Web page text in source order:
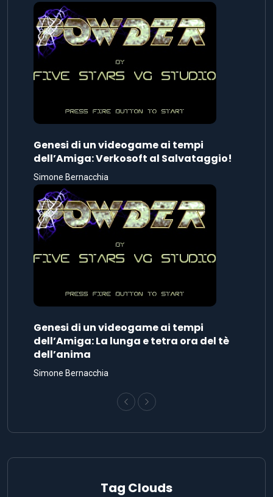
Genesi di un videogame ai tempi
dell’Amiga: Verkosoft al Salvataggio!
Simone Bernacchia
Genesi di un videogame ai tempi
dell’Amiga: La lunga e tetra ora del tè
dell’anima
Simone Bernacchia
Tag Clouds